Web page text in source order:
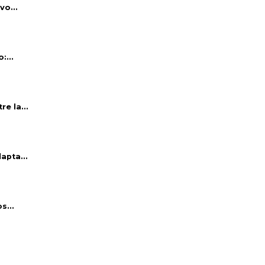
la...